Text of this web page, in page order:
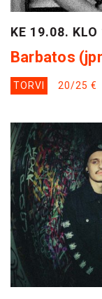
KE 19.08.
Barbatos
TORVI 20/25 €